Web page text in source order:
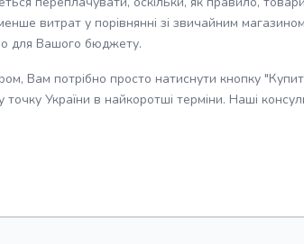
витрат у порівнянні зі звичайним
для Вашого бюджету.
Вам потрібно просто натиснути кнопку
України в найкоротші терміни. Наші